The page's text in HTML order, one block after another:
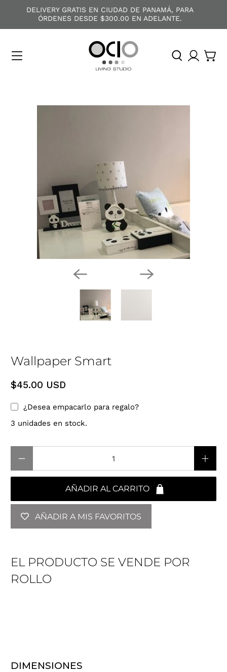
DELIVERY GRATIS EN CIUDAD DE PANAMÁ, PARA
ÓRDENES DESDE $300.00 EN ADELANTE.
Wallpaper Smart
$45.00 USD
¿Desea empacarlo para regalo?
3 unidades en stock.
AÑADIR AL CARRITO
AÑADIR A MIS FAVORITOS
EL PRODUCTO SE VENDE POR
ROLLO
DIMENSIONES